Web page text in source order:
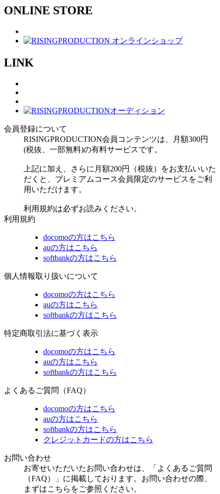
ONLINE STORE
LINK
会員登録について
RISINGPRODUCTION会員コンテンツは、月額300円
(税抜、一部無料)の有料サービスです。
上記に加え、さらに月額200円（税抜）をお支払いいた
だくと、プレミアムコース会員限定のサービスをご利
用いただけます。
利用規約は必ずお読みください。
利用規約
docomoの方はこちら
auの方はこちら
softbankの方はこちら
個人情報取り扱いについて
docomoの方はこちら
auの方はこちら
softbankの方はこちら
特定商取引法に基づく表示
docomoの方はこちら
auの方はこちら
softbankの方はこちら
よくあるご質問（FAQ）
docomoの方はこちら
auの方はこちら
softbankの方はこちら
クレジットカードの方はこちら
お問い合わせ
お寄せいただいたお問い合わせは、「よくあるご質問
（FAQ）」に掲載しております。お問い合わせの際、
まずはこちらをご参照ください。